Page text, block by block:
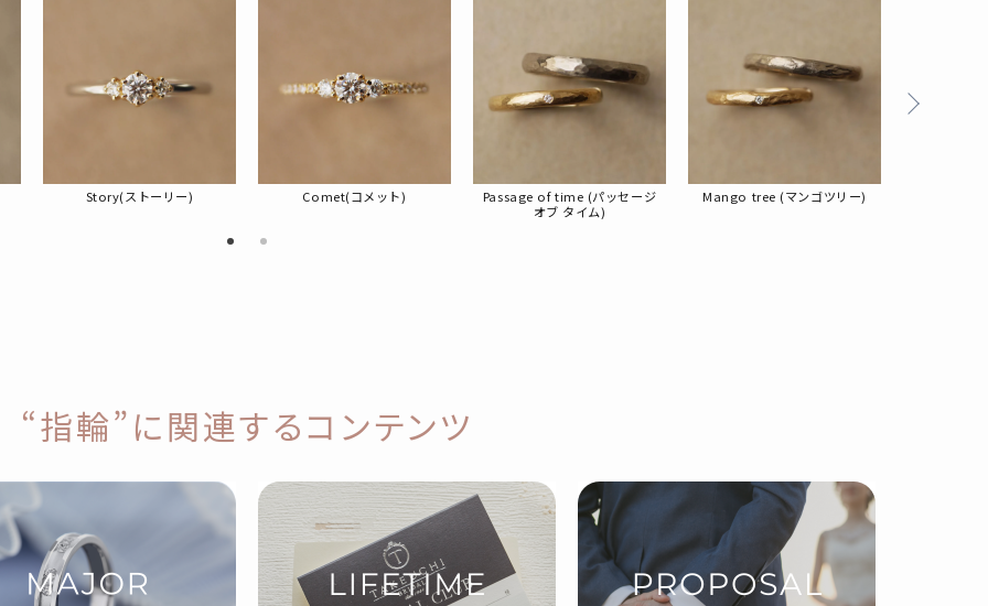
Story(ストーリー) Comet(コメット)
Passage of time (パッセージ
オブ タイム)
Mango tree (マンゴツリー)
“指輪”に関連するコンテンツ